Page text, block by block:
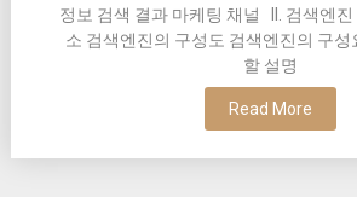
정보 검색 결과 마케팅 채널 II. 검색엔진
소 검색엔진의 구성도 검색엔진의 구성
할 설명
Read More